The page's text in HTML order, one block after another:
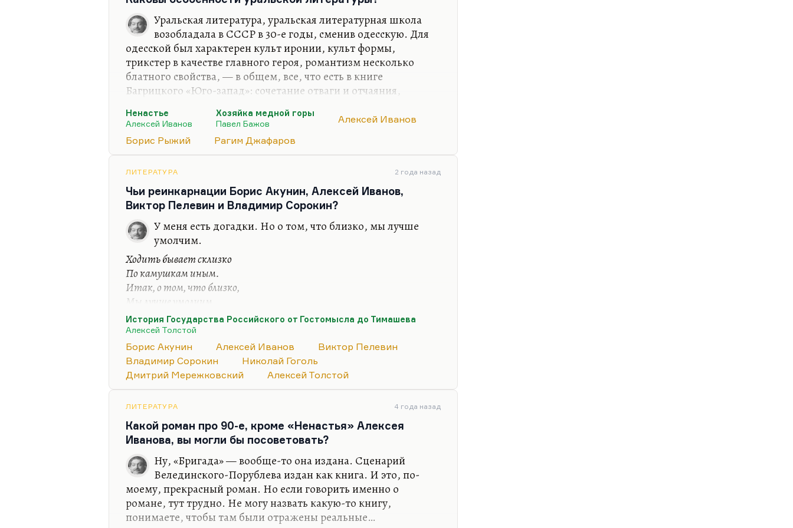
действительно новый огромный писатель, замечательно
плодовитый.
Надо сказать, что к тому моменту у Иванова уже сменилось
два периода, и вот эта удивительная способность,
протеистическая такая, протеическая способность меняться,
протеизм, свойственный лучшим русским прозаикам, начал у
него проявляться очень рано. Он начал с романов
Уральская литература, уральская литературная школа
возобладала в СССР в 30-е годы, сменив одесскую. Для
одесской был характерен культ иронии, культ формы,
трикстер в качестве главного героя, романтизм несколько
блатного свойства, — в общем, все, что есть в книге
Багрицкого «Юго-запад»: сочетание отваги и отчаяния,
романтическая ирония. Ну и культ формы, конечно, культ
единственное, что спасает; при святом, сакральном
Уральский миф пришел ему на смену. Для уральского мифа и
прежде всего для Бажова ключевым понятием является труд,
работа, обожествление…
Ненастье
Алексей Иванов
Хозяйка медной горы
Павел Бажов
Алексей Иванов
Борис Рыжий
Рагим Джафаров
ЛИТЕРАТУРА 2 года назад
Чьи реинкарнации Борис Акунин, Алексей Иванов,
Виктор Пелевин и Владимир Сорокин?
У меня есть догадки. Но о том, что близко, мы лучше
умолчим.
Ходить бывает склизко
По камушкам иным.
Итак, о том, что близко,
Мы лучше умолчим.
Пелевин очень близок к Гоголю — во всяком случае, по
главным чертам своего дарования — но инкарнацией его не
является. Дело в том, что, понимаете, постсоветская история
— она, рискну сказать, в некотором отношении и пострусская.
Как правильно сказал тот же Пелевин, вишневый сад выжил в
Вообще в постсоветских временах, он правильно писал, вишня
здесь вообще больше не будет расти.
Он правильно почувствовал, что советское было каким-то
больным изводом…
История Государства Российского от Гостомысла до Тимашева
Алексей Толстой
Борис Акунин Алексей Иванов
Виктор Пелевин
Владимир Сорокин
Николай Гоголь
Дмитрий Мережковский
Алексей Толстой
ЛИТЕРАТУРА 4 года назад
Какой роман про 90-е, кроме «Ненастья» Алексея
Иванова, вы могли бы посоветовать?
Ну, «Бригада» — вообще-то она издана. Сценарий
Велединского-Порублева издан как книга. И это, по-
моему, прекрасный роман. Но если говорить именно о
романе, тут трудно. Не могу назвать какую-то книгу,
понимаете, чтобы там были отражены реальные…